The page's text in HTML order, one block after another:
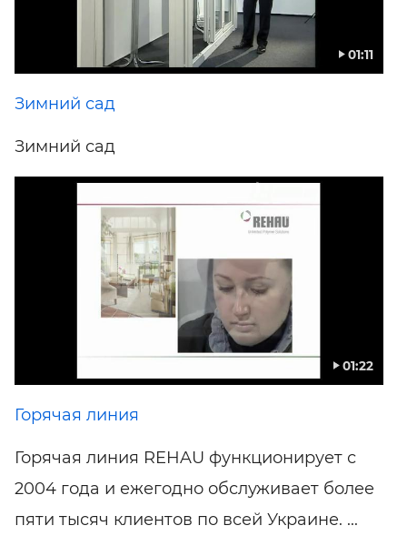
01:11
Зимний сад
Зимний сад
01:22
Горячая линия
Горячая линия REHAU функционирует с
2004 года и ежегодно обслуживает более
пяти тысяч клиентов по всей Украине. ...